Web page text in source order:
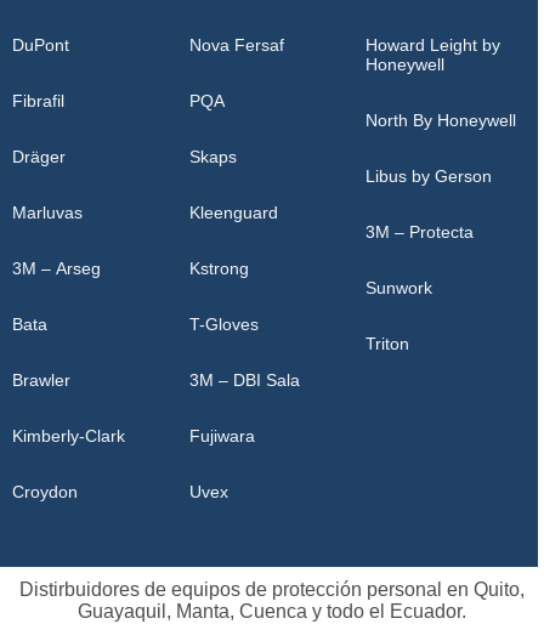
DuPont
Fibrafil
Dräger
Marluvas
3M – Arseg
Bata
Brawler
Kimberly-Clark
Croydon
Nova Fersaf
PQA
Skaps
Kleenguard
Kstrong
T-Gloves
3M – DBI Sala
Fujiwara
Uvex
Howard Leight by
Honeywell
North By Honeywell
Libus by Gerson
3M – Protecta
Sunwork
Triton
Distirbuidores de equipos de protección personal en Quito,
Guayaquil, Manta, Cuenca y todo el Ecuador.